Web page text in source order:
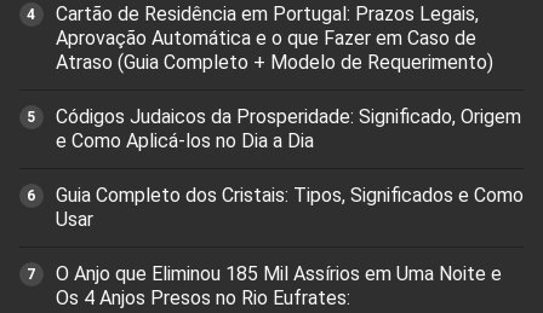
Cartão de Residência em Portugal: Prazos Legais,
Aprovação Automática e o que Fazer em Caso de
Atraso (Guia Completo + Modelo de Requerimento)
Códigos Judaicos da Prosperidade: Significado, Origem
e Como Aplicá-los no Dia a Dia
Guia Completo dos Cristais: Tipos, Significados e Como
Usar
O Anjo que Eliminou 185 Mil Assírios em Uma Noite e
Os 4 Anjos Presos no Rio Eufrates: